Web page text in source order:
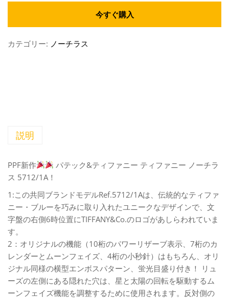
今すぐ購入
カテゴリー: ノーチラス
説明
PPF新作
パテック&ティファニー ティファニー ノーチラ
ス 5712/1A！
1:この共同ブランドモデルRef.5712/1Aは、伝統的なティファ
ニー・ブルーを巧みに取り入れたユニークなデザインで、文
字盤の右側6時位置にTIFFANY&Co.のロゴがあしらわれていま
す。
2：オリジナルの機能（10桁のパワーリザーブ表示、7桁のカ
レンダーとムーンフェイズ、4桁の小秒針）はもちろん、オリ
ジナル同様の横型エンボスパターン、蛍光目盛り付き！ リュ
ーズの左側にある隠れた穴は、星と太陽の回転を駆動するム
ーンフェイズ機能を調整するために使用されます。反対側の